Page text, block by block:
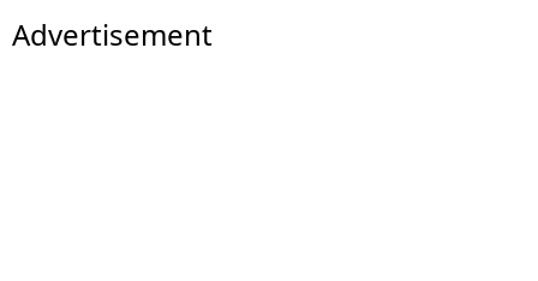
Advertisement